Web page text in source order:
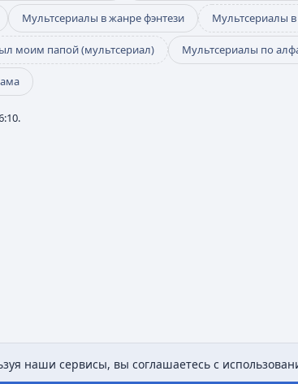
Мультсериалы в жанре фэнтези Мультсериалы
моим папой (мультсериал) Мультсериалы по
наши сервисы, вы соглашаетесь с